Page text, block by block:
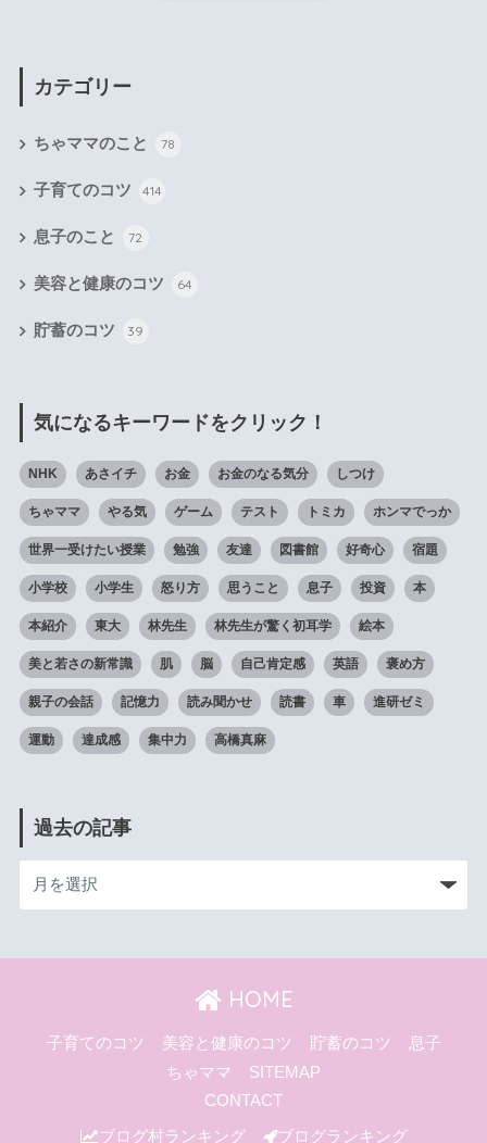
カテゴリー
ちゃママのこと 78
子育てのコツ 414
息子のこと 72
美容と健康のコツ 64
貯蓄のコツ 39
気になるキーワードをクリック！
NHK あさイチ お金 お金のなる気分 しつけ
ちゃママ やる気 ゲーム テスト トミカ ホンマでっか
世界一受けたい授業 勉強 友達 図書館 好奇心 宿題
小学校 小学生 怒り方 思うこと 息子 投資 本
本紹介 東大 林先生 林先生が驚く初耳学 絵本
美と若さの新常識 肌 脳 自己肯定感 英語 褒め方
親子の会話 記憶力 読み聞かせ 読書 車 進研ゼミ
運動 達成感 集中力 高橋真麻
過去の記事
HOME
子育てのコツ 美容と健康のコツ 貯蓄のコツ
息子
ちゃママ
SITEMAP
CONTACT
ブログ村ランキング ブログランキング